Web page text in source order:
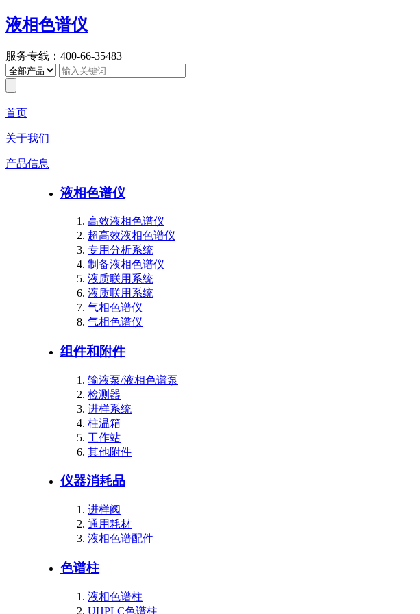
液相色谱仪
服务专线：400-66-35483
首页
关于我们
产品信息
液相色谱仪
高效液相色谱仪
超高效液相色谱仪
专用分析系统
制备液相色谱仪
液质联用系统
液质联用系统
气相色谱仪
气相色谱仪
组件和附件
输液泵/液相色谱泵
检测器
进样系统
柱温箱
工作站
其他附件
仪器消耗品
进样阀
通用耗材
液相色谱配件
色谱柱
液相色谱柱
UHPLC色谱柱